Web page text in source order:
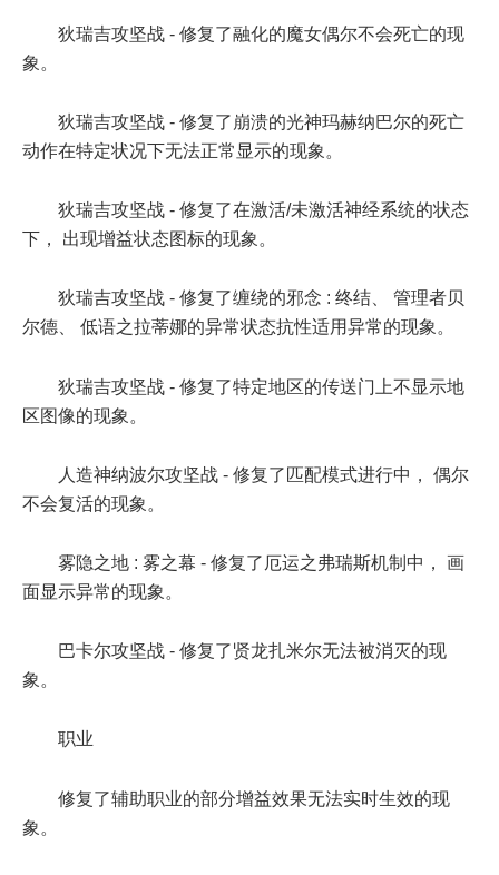
狄瑞吉攻坚战 - 修复了融化的魔女偶尔不会死亡的现
象。
狄瑞吉攻坚战 - 修复了崩溃的光神玛赫纳巴尔的死亡
动作在特定状况下无法正常显示的现象。
狄瑞吉攻坚战 - 修复了在激活/未激活神经系统的状态
下， 出现增益状态图标的现象。
狄瑞吉攻坚战 - 修复了缠绕的邪念 : 终结、 管理者贝
尔德、 低语之拉蒂娜的异常状态抗性适用异常的现象。
狄瑞吉攻坚战 - 修复了特定地区的传送门上不显示地
区图像的现象。
人造神纳波尔攻坚战 - 修复了匹配模式进行中， 偶尔
不会复活的现象。
雾隐之地 : 雾之幕 - 修复了厄运之弗瑞斯机制中， 画
面显示异常的现象。
巴卡尔攻坚战 - 修复了贤龙扎米尔无法被消灭的现
象。
职业
修复了辅助职业的部分增益效果无法实时生效的现
象。